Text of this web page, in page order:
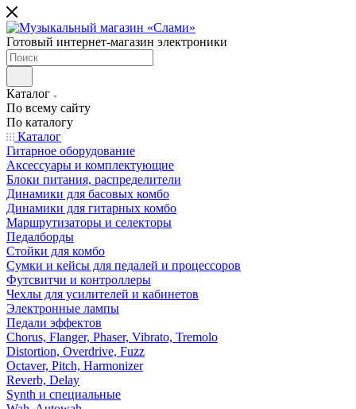
Готовый интернет-магазин электроники
Каталог
По всему сайту
По каталогу
Каталог
Гитарное оборудование
Аксессуары и комплектующие
Блоки питания, распределители
Динамики для басовых комбо
Динамики для гитарных комбо
Маршрутизаторы и селекторы
Педалборды
Стойки для комбо
Сумки и кейсы для педалей и процессоров
Футсвитчи и контроллеры
Чехлы для усилителей и кабинетов
Электронные лампы
Педали эффектов
Chorus, Flanger, Phaser, Vibrato, Tremolo
Distortion, Overdrive, Fuzz
Octaver, Pitch, Harmonizer
Reverb, Delay
Synth и специальные